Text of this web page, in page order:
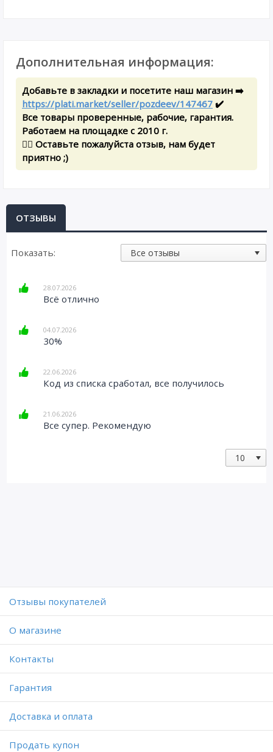
Дополнительная информация:
Добавьте в закладки и посетите наш магазин ➡️
https://plati.market/seller/pozdeev/147467 ✔️
Все товары проверенные, рабочие, гарантия.
Работаем на площадке с 2010 г.
✍🏻 Оставьте пожалуйста отзыв, нам будет
приятно ;)
ОТЗЫВЫ
Показать:
28.07.2026
Всё отлично
04.07.2026
30%
22.06.2026
Код из списка сработал, все получилось
21.06.2026
Все супер. Рекомендую
Отзывы покупателей
O магазине
Контакты
Гарантия
Доставка и оплата
Продать купон